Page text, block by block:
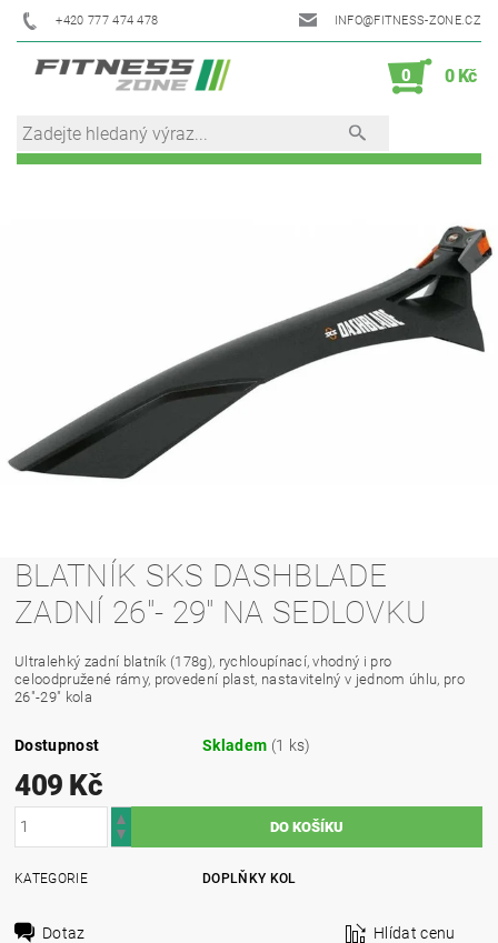
+420 777 474 478 INFO@FITNESS-ZONE.CZ
0 0 Kč
BLATNÍK SKS DASHBLADE
ZADNÍ 26"- 29" NA SEDLOVKU
Ultralehký zadní blatník (178g), rychloupínací, vhodný i pro
celoodpružené rámy, provedení plast, nastavitelný v jednom úhlu, pro
26"-29" kola
Dostupnost Skladem (1 ks)
409 Kč
KATEGORIE DOPLŇKY KOL
Dotaz Hlídat cenu